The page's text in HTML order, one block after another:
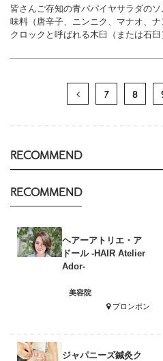
皆さんご存知の青パパイヤサラダの
味料（唐辛子、ニンニク、マナオ、ナ
クロックと呼ばれる木臼（または石
7 8
RECOMMEND
RECOMMEND
ヘアーアトリエ・ア
ドール -HAIR Atelier
Ador-
美容院
プロンポン
ジャパニーズ鍼灸ク